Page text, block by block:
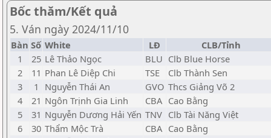
Bốc thăm/Kết quả
5. Ván ngày 2024/11/10
Bàn Số White LĐ
CLB/Tỉnh
1
25 Lê Thảo Ngọc BLU Clb Blue Horse
2
11 Phan Lê Diệp Chi TSE
Clb Thành Sen
3
1 Nguyễn Thái An GVO Thcs Giảng Võ 2
4
21 Ngôn Trịnh Gia Linh CBA Cao Bằng
5
31 Nguyễn Dương Hải Yến TNV Clb Tài Năng Việt
6
30 Thẩm Mộc Trà CBA Cao Bằng